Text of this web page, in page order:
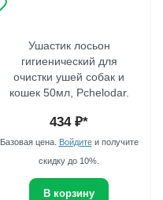
Ушастик лосьон
гигиенический для
очистки ушей собак и
кошек 50мл, Pchelodar.
434₽*
Базовая цена. Войдитеи получите
скидку до 10%.
В корзину